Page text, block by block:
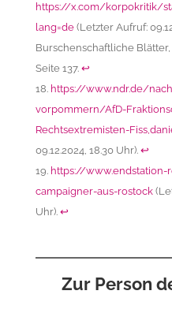
https://x.com/korpokritik/
lang=de(Letzter Aufruf:
Burschenschaftliche
Seite 137. ↩︎
https://www.ndr.de/
vorpommern/AfD-
Rechtsextremisten-
09.12.2024, 18.30 Uhr). ↩︎
https://
campaigner-aus-rostock
Uhr). ↩︎
Zur Person